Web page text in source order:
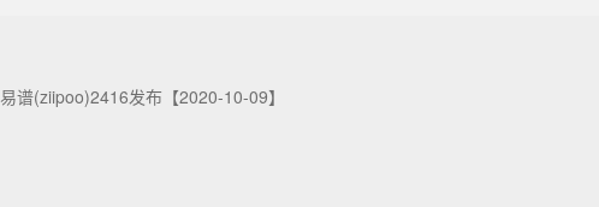
易谱(ziipoo)2416发布【2020-10-09】